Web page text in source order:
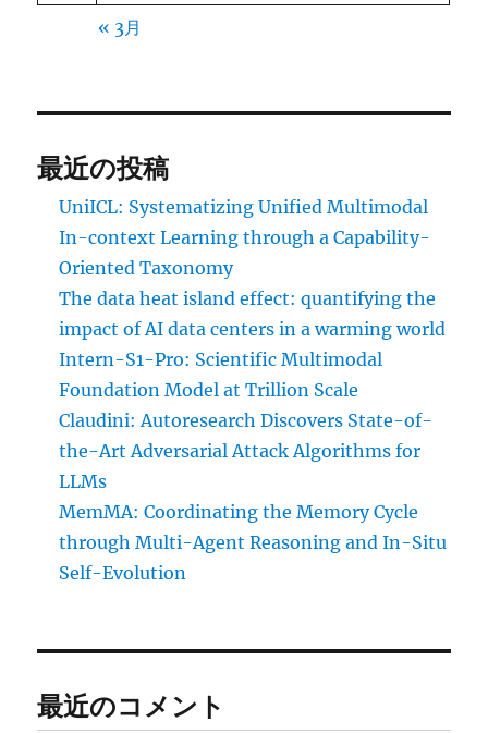
« 3月
最近の投稿
UniICL: Systematizing Unified Multimodal
In-context Learning through a Capability-
Oriented Taxonomy
The data heat island effect: quantifying the
impact of AI data centers in a warming world
Intern-S1-Pro: Scientific Multimodal
Foundation Model at Trillion Scale
Claudini: Autoresearch Discovers State-of-
the-Art Adversarial Attack Algorithms for
LLMs
MemMA: Coordinating the Memory Cycle
through Multi-Agent Reasoning and In-Situ
Self-Evolution
最近のコメント